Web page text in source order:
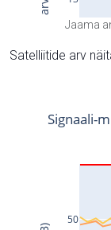
Jaama
Satelliitide arv